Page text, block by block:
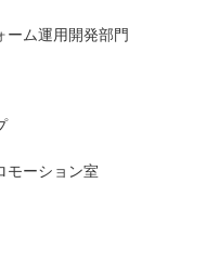
ーム運用開発部門
モーション室